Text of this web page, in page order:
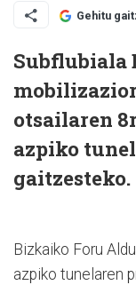
Gehitu
Subflubiala
otsailaren
azpiko
gaitzesteko.
Bizkaiko Foru
azpiko tunelaren